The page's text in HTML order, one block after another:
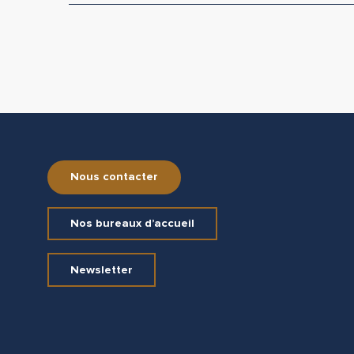
Nous contacter
Nos bureaux d’accueil
Newsletter